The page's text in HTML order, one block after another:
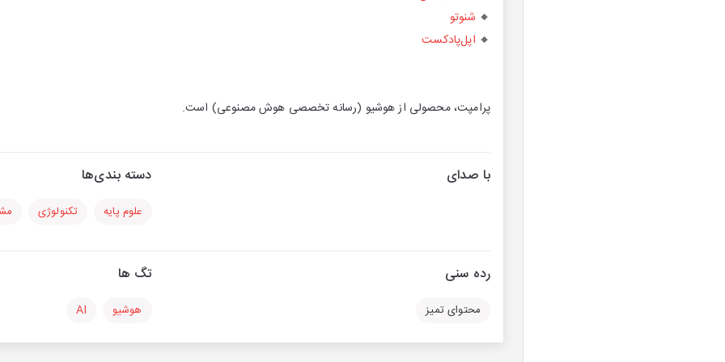
🔸 شنوتو
🔸 اپل‌پادکست
پرامپت، محصولی از هوشیو (رسانه تخصصی هوش مصنوعی) است.
با صدای دسته بندی‌ها
علوم پایه تکنولوژی
رده سنی
محتوای تمیز
تگ ها
هوشیو AI